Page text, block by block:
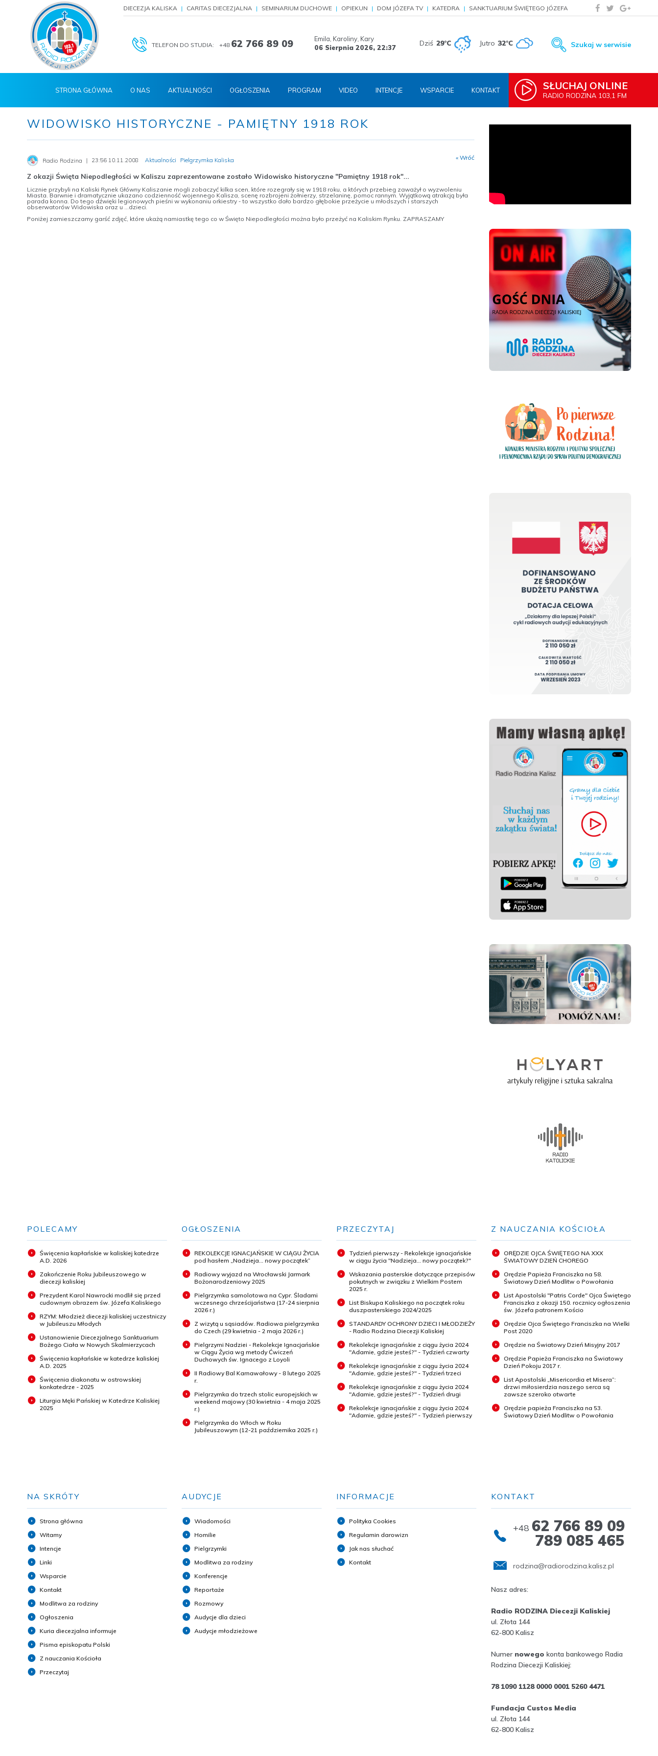
DIECEZJA KALISKA CARITAS DIECEZJALNA SEMINARIUM DUCHOWE OPIEKUN DOM JÓZEFA TV KATEDRA SANKTUARIUM ŚWIĘTEGO JÓZEFA
TELEFON DO STUDIA: +48 62 766 89 09
Emila, Karoliny, Kary
06 Sierpnia 2026, 22:37 Dziś 29°C Jutro 32°C Szukaj w serwisie
SŁUCHAJ ONLINE
RADIO RODZINA 103,1 FM
STRONA GŁÓWNA O NAS AKTUALNOŚCI OGŁOSZENIA PROGRAM VIDEO INTENCJE WSPARCIE KONTAKT
WIDOWISKO HISTORYCZNE - PAMIĘTNY 1918 ROK
Radio Rodzina 23:56 10.11.2008 Aktualności Pielgrzymka Kaliska « Wróć
Z okazji Święta Niepodległości w Kaliszu zaprezentowane zostało Widowisko historyczne "Pamiętny 1918 rok"...
Licznie przybyli na Kaliski Rynek Główny Kaliszanie mogli zobaczyć kilka scen, które rozegrały się w 1918 roku, a których przebieg zaważył o wyzwoleniu
Miasta. Barwnie i dramatycznie ukazano codzienność wojennego Kalisza, scenę rozbrojeni żołnierzy, strzelaninę, pomoc rannym. Wyjątkową atrakcją była
parada konna. Do tego dźwięki legionowych pieśni w wykonaniu orkiestry - to wszystko dało bardzo głębokie przeżycie u młodszych i starszych
obserwatorów Widowiska oraz u ...dzieci.
Poniżej zamieszczamy garść zdjęć, które ukażą namiastkę tego co w Święto Niepodległości można było przeżyć na Kaliskim Rynku. ZAPRASZAMY
POLECAMY
Święcenia kapłańskie w kaliskiej katedrze
A.D. 2026
Zakończenie Roku Jubileuszowego w
diecezji kaliskiej
Prezydent Karol Nawrocki modlił się przed
cudownym obrazem św. Józefa Kaliskiego
RZYM: Młodzież diecezji kaliskiej uczestniczy
w Jubileuszu Młodych
Ustanowienie Diecezjalnego Sanktuarium
Bożego Ciała w Nowych Skalmierzycach
Święcenia kapłańskie w katedrze kaliskiej
A.D. 2025
Święcenia diakonatu w ostrowskiej
konkatedrze - 2025
Liturgia Męki Pańskiej w Katedrze Kaliskiej
2025
OGŁOSZENIA
REKOLEKCJE IGNACJAŃSKIE W CIĄGU ŻYCIA
pod hasłem „Nadzieja... nowy początek”
Radiowy wyjazd na Wrocławski Jarmark
Bożonarodzeniowy 2025
Pielgrzymka samolotowa na Cypr. Śladami
wczesnego chrześcijaństwa (17-24 sierpnia
2026 r.)
Z wizytą u sąsiadów. Radiowa pielgrzymka
do Czech (29 kwietnia - 2 maja 2026 r.)
Pielgrzymi Nadziei - Rekolekcje Ignacjańskie
w Ciągu Życia wg metody Ćwiczeń
Duchowych św. Ignacego z Loyoli
II Radiowy Bal Karnawałowy - 8 lutego 2025
r.
Pielgrzymka do trzech stolic europejskich w
weekend majowy (30 kwietnia - 4 maja 2025
r.)
Pielgrzymka do Włoch w Roku
Jubileuszowym (12-21 października 2025 r.)
PRZECZYTAJ
Tydzień pierwszy - Rekolekcje ignacjańskie
w ciągu życia "Nadzieja... nowy początek?"
Wskazania pasterskie dotyczące przepisów
pokutnych w związku z Wielkim Postem
2025 r.
List Biskupa Kaliskiego na początek roku
duszpasterskiego 2024/2025
STANDARDY OCHRONY DZIECI I MŁODZIEŻY
- Radio Rodzina Diecezji Kaliskiej
Rekolekcje ignacjańskie z ciągu życia 2024
"Adamie, gdzie jesteś?" - Tydzień czwarty
Rekolekcje ignacjańskie z ciągu życia 2024
"Adamie, gdzie jesteś?" - Tydzień trzeci
Rekolekcje ignacjańskie z ciągu życia 2024
"Adamie, gdzie jesteś?" - Tydzień drugi
Rekolekcje ignacjańskie z ciągu życia 2024
"Adamie, gdzie jesteś?" - Tydzień pierwszy
Z NAUCZANIA KOŚCIOŁA
ORĘDZIE OJCA ŚWIĘTEGO NA XXX
ŚWIATOWY DZIEŃ CHOREGO
Orędzie Papieża Franciszka na 58.
Światowy Dzień Modlitw o Powołania
List Apostolski "Patris Corde" Ojca Świętego
Franciszka z okazji 150. rocznicy ogłoszenia
św. Józefa patronem Kościo
Orędzie Ojca Świętego Franciszka na Wielki
Post 2020
Orędzie na Światowy Dzień Misyjny 2017
Orędzie Papieża Franciszka na Światowy
Dzień Pokoju 2017 r.
List Apostolski „Misericordia et Misera”:
drzwi miłosierdzia naszego serca są
zawsze szeroko otwarte
Orędzie papieża Franciszka na 53.
Światowy Dzień Modlitw o Powołania
NA SKRÓTY
Strona główna
Witamy
Intencje
Linki
Wsparcie
Kontakt
Modlitwa za rodziny
Ogłoszenia
Kuria diecezjalna informuje
Pisma episkopatu Polski
Z nauczania Kościoła
Przeczytaj
AUDYCJE
Wiadomości
Homilie
Pielgrzymki
Modlitwa za rodziny
Konferencje
Reportaże
Rozmowy
Audycje dla dzieci
Audycje młodzieżowe
INFORMACJE
Polityka Cookies
Regulamin darowizn
Jak nas słuchać
Kontakt
KONTAKT
+48 62 766 89 09
789 085 465
rodzina@radiorodzina.kalisz.pl
Nasz adres:
Radio RODZINA Diecezji Kaliskiej
ul. Złota 144
62-800 Kalisz
Numer nowego konta bankowego Radia
Rodzina Diecezji Kaliskiej:
78 1090 1128 0000 0001 5260 4471
Fundacja Custos Media
ul. Złota 144
62-800 Kalisz